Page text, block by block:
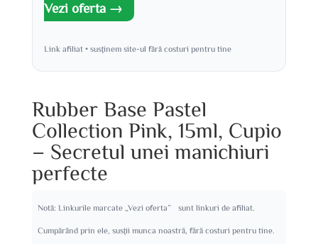
Vezi oferta →
Link afiliat • susținem site-ul fără costuri pentru tine
Rubber Base Pastel
Collection Pink, 15ml, Cupio
– Secretul unei manichiuri
perfecte
Notă: Linkurile marcate „Vezi oferta” sunt linkuri de afiliat.
Cumpărând prin ele, susții munca noastră, fără costuri pentru tine.